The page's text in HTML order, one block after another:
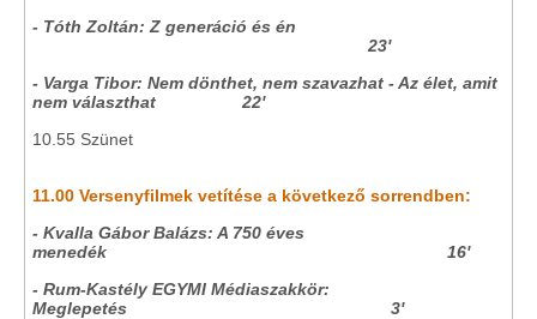
- Tóth Zoltán: Z generáció és én
23'
- Varga Tibor: Nem dönthet, nem szavazhat - Az élet, amit
nem választhat 22'
10.55 Szünet
11.00 Versenyfilmek vetítése a következő sorrendben:
- Kvalla Gábor Balázs: A 750 éves
menedék 16'
- Rum-Kastély EGYMI Médiaszakkör:
Meglepetés 3'